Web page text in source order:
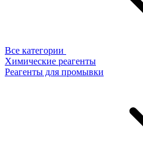
Все категории
Химические реагенты
Реагенты для промывки